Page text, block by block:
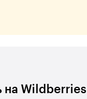
на Wildberries